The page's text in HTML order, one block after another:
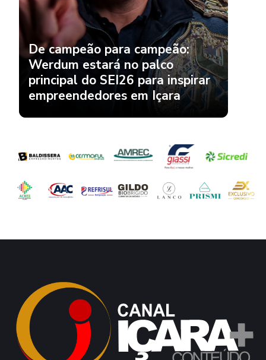
De campeão para campeão:
Werdum estará no palco
principal do SEI26 para inspirar
empreendedores em Içara